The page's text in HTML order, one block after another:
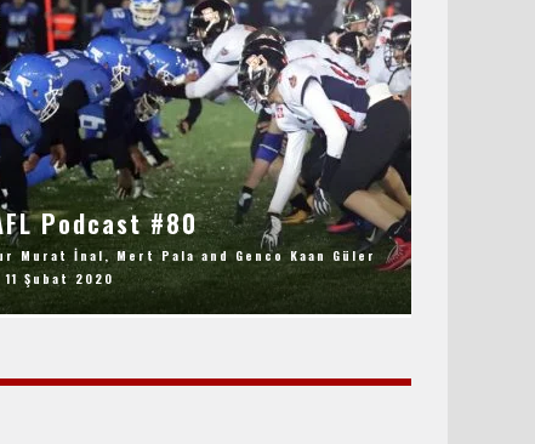
Podcast #80
Murat İnal,Mert Palaand Genco Kaan Güler
11 Şubat 2020